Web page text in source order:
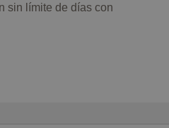
sin límite de días con